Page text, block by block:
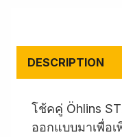
DESCRIPTION
โช้คคู่ Öhlins
ออกแบบมาเพื่อ